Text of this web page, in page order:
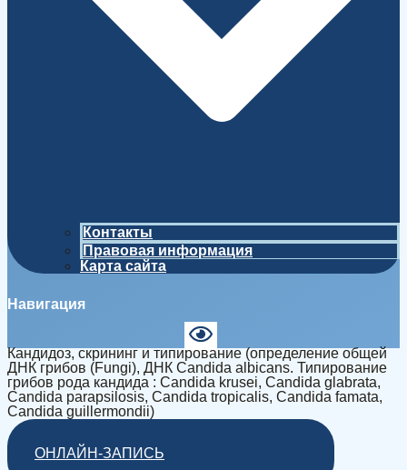
Контакты
Правовая информация
Карта сайта
Навигация
Кандидоз, скрининг и типирование (определение общей
ДНК грибов (Fungi), ДНК Candida albicans. Типирование
грибов рода кандида : Candida krusei, Candida glabrata,
Candida parapsilosis, Candida tropicalis, Candida famata,
Candida guillermondii)
ОНЛАЙН-ЗАПИСЬ